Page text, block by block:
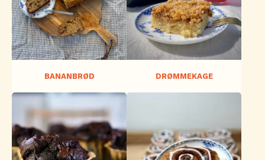
BANANBRØD DRØMMEKAGE